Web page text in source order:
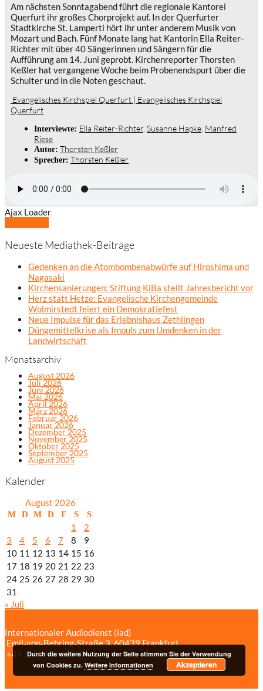
Am nächsten Sonntagabend führt die regionale Kantorei
Querfurt ihr großes Chorprojekt auf. In der Querfurter
Stadtkirche St. Lamperti hört ihr unter anderem Musik von
Mozart und Bach. Fünf Monate lang hat Kantorin Ella Reiter-
Richter mit über 40 Sängerinnen und Sängern für die
Aufführung am 14. Juni geprobt. Kirchenreporter Thorsten
Keßler hat vergangene Woche beim Probenendspurt über die
Schulter und in die Noten geschaut.
Evangelisches Kirchspiel Querfurt | Evangelisches Kirchspiel
Querfurt
Interviewte: Ella Reiter-Richter Susanne Hapke Manfred
Riese
Autor: Thorsten Keßler
Sprecher: Thorsten Keßler
Ajax Loader
Neueste Mediathek-Beiträge
Gedenken an die Atombombenabwürfe auf Hiroshima und
Nagasaki
Kirchensanierungen: Stiftung KiBa stellt Jahresbericht vor
Herz statt Hetze: Evangelische Kirchengemeinde
Wolmirstedt feiert ein Demokratiefest
Neue Impulse für das Erlebnishaus Zethlingen
Düngemittelkrise als Impuls zum Umdenken in der
Landwirtschaft
Monatsarchiv
August 2026
Juli 2026
Juni 2026
Mai 2026
April 2026
März 2026
Februar 2026
Januar 2026
Dezember 2025
November 2025
Oktober 2025
September 2025
August 2025
Kalender
August 2026
M D M D F S S
1
2
3
4 5 6 7 8
9
10 11 12 13 14 15 16
17 18 19 20 21 22 23
24 25 26 27 28 29 30
31
« Juli
Internationaler Audiodienst (iad)
Emil‑von‑Behring‑Straße 3, 60439 Frankfurt
+49 (69) 958 037‑0Bildnachweise
Impressum/Datenschutzerklärung
Durch die weitere Nutzung der Seite stimmen Sie der Verwendung
von Cookies zu.Weitere Informationen Akzeptieren